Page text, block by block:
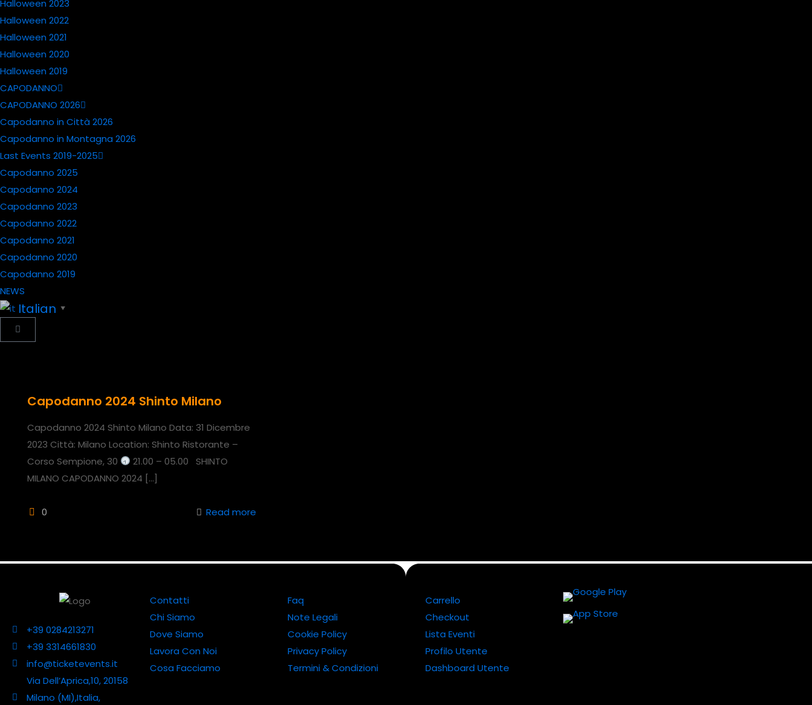
Halloween 2023
Halloween 2022
Halloween 2021
Halloween 2020
Halloween 2019
CAPODANNO
CAPODANNO 2026
Capodanno in Città 2026
Capodanno in Montagna 2026
Last Events 2019-2025
Capodanno 2025
Capodanno 2024
Capodanno 2023
Capodanno 2022
Capodanno 2021
Capodanno 2020
Capodanno 2019
NEWS
Italian ▼
Capodanno 2024 Shinto Milano
Capodanno 2024 Shinto Milano Data: 31 Dicembre
2023 Città: Milano Location: Shinto Ristorante –
Corso Sempione, 30
21.00 – 05.00 SHINTO
MILANO CAPODANNO 2024 […]
0 Read more
+39 0284213271
+39 3314661830
info@ticketevents.it
Via Dell’Aprica,10, 20158
Milano (MI),Italia,
Contatti
Chi Siamo
Dove Siamo
Lavora Con Noi
Cosa Facciamo
Faq
Note Legali
Cookie Policy
Privacy Policy
Termini & Condizioni
Carrello
Checkout
Lista Eventi
Profilo Utente
Dashboard Utente